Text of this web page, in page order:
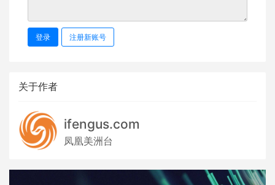
登录 注册新账号
关于作者
ifengus.com
凤凰美洲台